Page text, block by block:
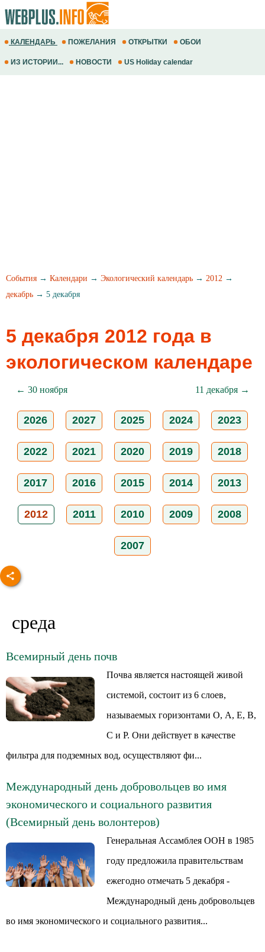
КАЛЕНДАРЬ ПОЖЕЛАНИЯ ОТКРЫТКИ ОБОИ
ИЗ ИСТОРИИ... НОВОСТИ US Holiday calendar
События → Календари → Экологический календарь → 2012 →
декабрь → 5 декабря
5 декабря 2012 года в
экологическом календаре
← 30 ноября 11 декабря →
2026 2027 2025 2024 2023
2022 2021 2020 2019 2018
2017 2016 2015 2014 2013
2012 2011 2010 2009 2008
2007
среда
Всемирный день почв
Почва является настоящей живой
системой, состоит из 6 слоев,
называемых горизонтами О, А, Е, В,
С и Р. Они действует в качестве
фильтра для подземных вод, осуществляют фи...
Международный день добровольцев во имя
экономического и социального развития
(Всемирный день волонтеров)
Генеральная Ассамблея ООН в 1985
году предложила правительствам
ежегодно отмечать 5 декабря -
Международный день добровольцев
во имя экономического и социального развития...